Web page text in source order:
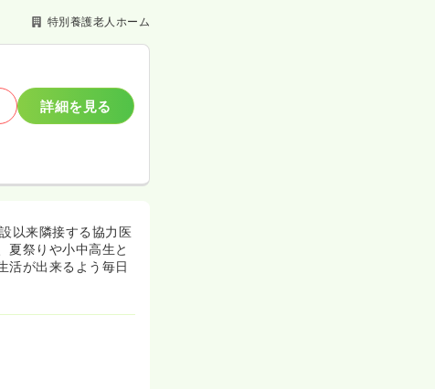
特別養護老人ホーム
詳細を見る
以来隣接する協力医
夏祭りや小中高生と
活が出来るよう毎日